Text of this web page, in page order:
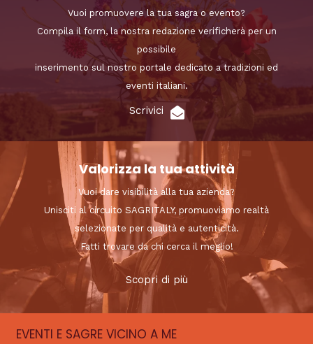
Vuoi promuovere la tua sagra o evento?
Compila il form, la nostra redazione verificherà per un
possibile
inserimento sul nostro portale dedicato a tradizioni ed
eventi italiani.
Scrivici
Valorizza la tua attività
Vuoi dare visibilità alla tua azienda?
Unisciti al circuito SAGRITALY, promuoviamo realtà
selezionate per qualità e autenticità.
Fatti trovare da chi cerca il meglio!
Scopri di più
EVENTI E SAGRE VICINO A ME